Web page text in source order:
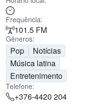
Frequência:
101.5 FM
Gêneros:
Pop
Notícias
Música latina
Entretenimento
Telefone:
+376-4420 204